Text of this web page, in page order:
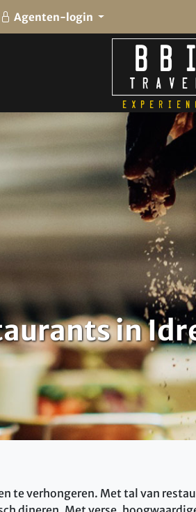
Agenten-login
in
te verhongeren. Met tal van